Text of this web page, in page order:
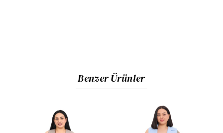
Benzer Ürünler